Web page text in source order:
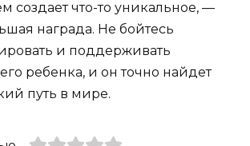
создает что-то уникальное, —
награда. Не бойтесь
и поддерживать
ребенка, и он точно найдет
путь в мире.